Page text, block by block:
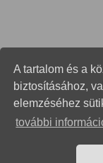
A tartalom és a
biztosításához,
elemzéséhez
további